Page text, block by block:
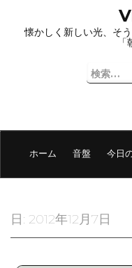
プ
懐かしく新しい光、そ
検
索:
ホーム 音盤 今日
日: 2012年12月7日